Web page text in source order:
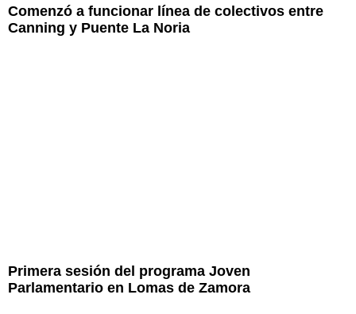
Comenzó a funcionar línea de colectivos entre
Canning y Puente La Noria
Primera sesión del programa Joven
Parlamentario en Lomas de Zamora